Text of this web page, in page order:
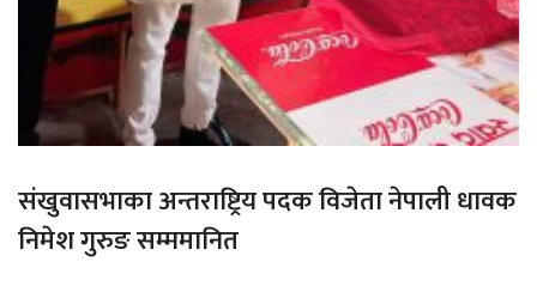
संखुवासभाका अन्तराष्ट्रिय पदक विजेता नेपाली धावक
निमेश गुरुङ सम्ममानित